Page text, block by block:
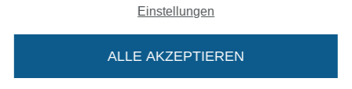
Einstellungen
ALLE AKZEPTIEREN